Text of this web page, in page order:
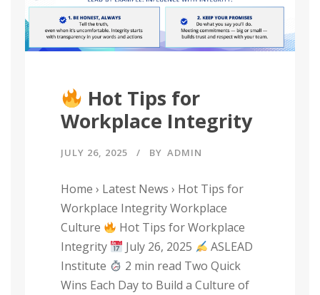
Hot Tips for
Workplace Integrity
JULY 26, 2025 BY ADMIN
Home › Latest News › Hot Tips for
Workplace Integrity Workplace
Culture
Hot Tips for Workplace
Integrity
July 26, 2025
ASLEAD
Institute
2 min read Two Quick
Wins Each Day to Build a Culture of